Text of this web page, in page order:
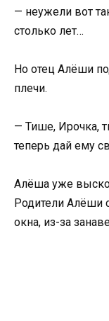
— неужели вот
столько лет…
Но отец Алёши
плечи.
— Тише, Ирочка,
теперь дай ему
Алёша уже
Родители Алёши
окна, из-за